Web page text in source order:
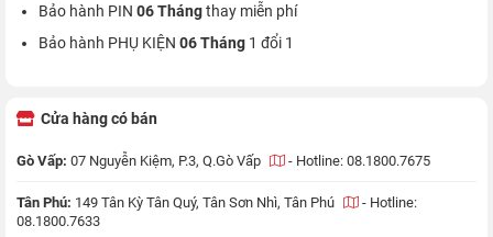
Bảo hành PIN 06 Thángthay miễn phí
Bảo hành PHỤ KIỆN 06 Tháng 1 đổi 1
Cửa hàng có bán
Gò Vấp: 07 Nguyễn Kiệm, P.3, Q.Gò Vấp - Hotline: 08.1800.7675
Tân Phú: 149 Tân Kỳ Tân Quý, Tân Sơn Nhì, Tân Phú - Hotline:
08.1800.7633